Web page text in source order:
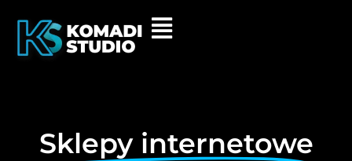
Sklepy internetowe